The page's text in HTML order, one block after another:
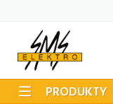
PRODUKTY